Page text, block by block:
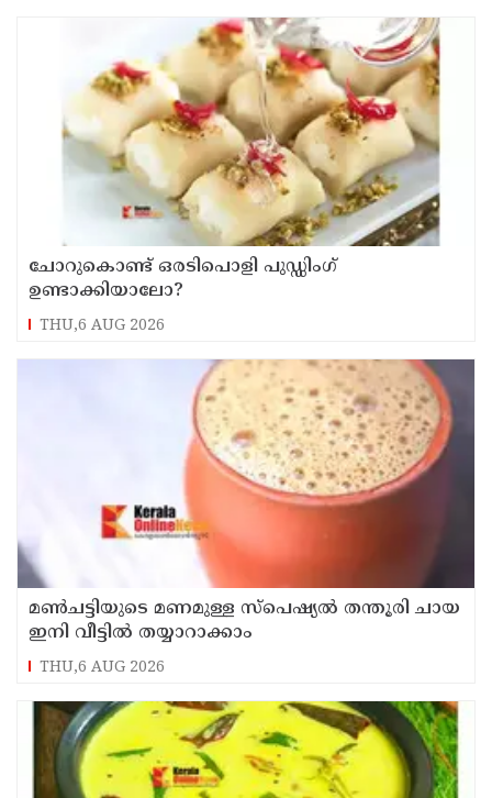
ചോറുകൊണ്ട് ഒരടിപൊളി പുഡ്ഡിംഗ്
ഉണ്ടാക്കിയാലോ?
THU,6 AUG 2026
മൺചട്ടിയുടെ മണമുള്ള സ്പെഷ്യൽ തന്തൂരി ചായ
ഇനി വീട്ടിൽ തയ്യാറാക്കാം
THU,6 AUG 2026